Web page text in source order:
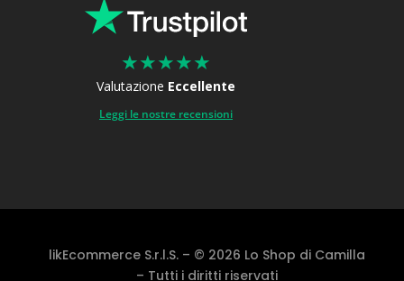
★★★★★
Valutazione Eccellente
Leggi le nostre recensioni
likEcommerce S.r.l.S. – © 2026 Lo Shop di Camilla
– Tutti i diritti riservati